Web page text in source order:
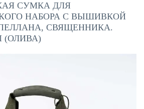
СУМКА ДЛЯ
НАБОРА С ВЫШИВКОЙ
СВЯЩЕННИКА.
(ОЛИВА)